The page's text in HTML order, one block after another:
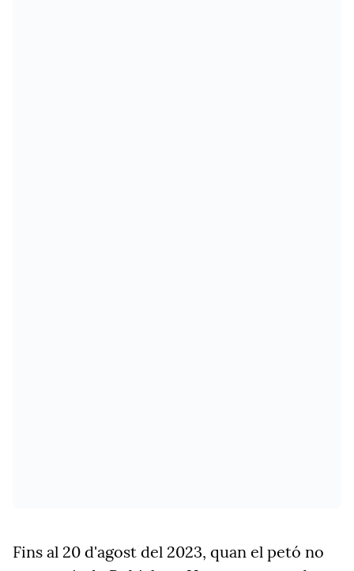
Fins al 20 d'agost del 2023, quan el petó no